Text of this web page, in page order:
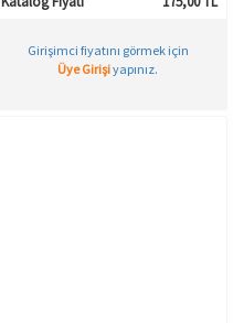
Girişimci fiyatını görmek için
Üye Girişiyapınız.